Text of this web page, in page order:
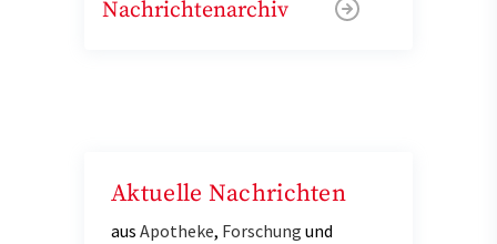
Nachrichtenarchiv
Aktuelle Nachrichten
aus Apotheke, Forschung und